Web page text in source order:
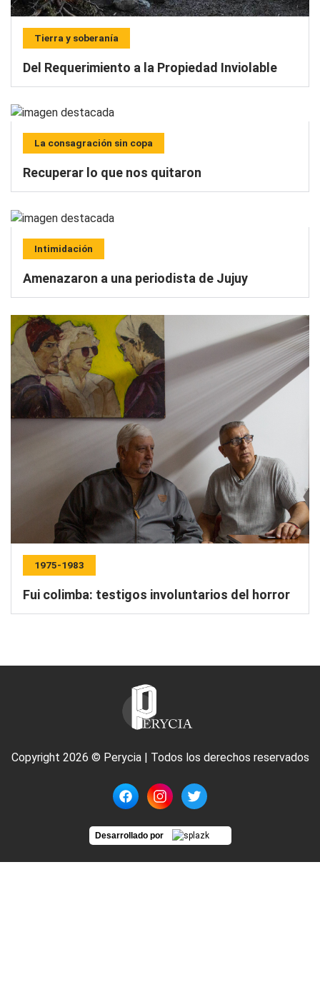
Tierra y soberanía
Del Requerimiento a la Propiedad Inviolable
La consagración sin copa
Recuperar lo que nos quitaron
Intimidación
Amenazaron a una periodista de Jujuy
1975-1983
Fui colimba: testigos involuntarios del horror
Copyright 2026 © Perycia | Todos los derechos reservados
Desarrollado por